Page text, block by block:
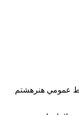
عمومي هنرهشتم